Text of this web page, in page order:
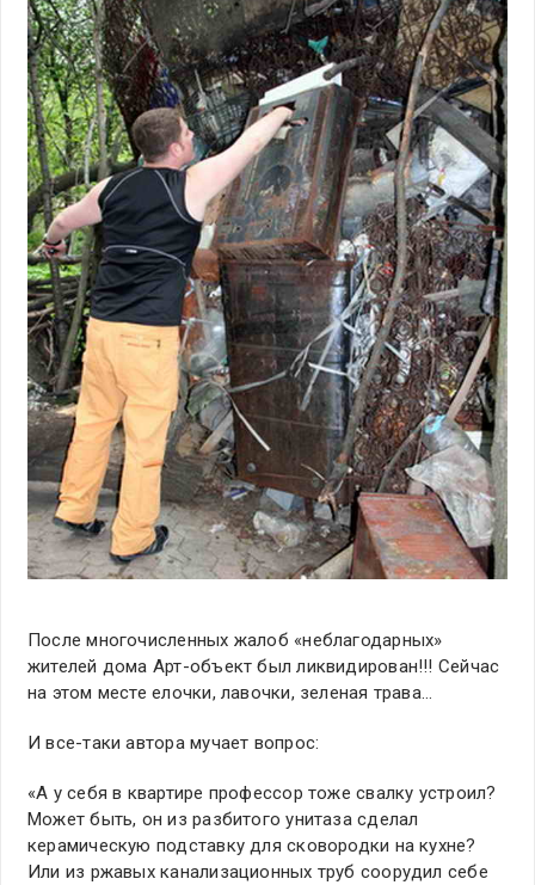
После многочисленных жалоб «неблагодарных»
жителей дома Арт-объект был ликвидирован!!! Сейчас
на этом месте елочки, лавочки, зеленая трава…
И все-таки автора мучает вопрос:
«А у себя в квартире профессор тоже свалку устроил?
Может быть, он из разбитого унитаза сделал
керамическую подставку для сковородки на кухне?
Или из ржавых канализационных труб соорудил себе